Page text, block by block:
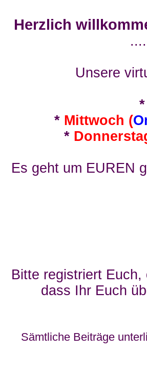
Herzlich
Unsere
*
* Mittwoch (
*
Es geht um EUREN
Bitte registriert
dass Ihr Euch
Sämtliche Beiträge